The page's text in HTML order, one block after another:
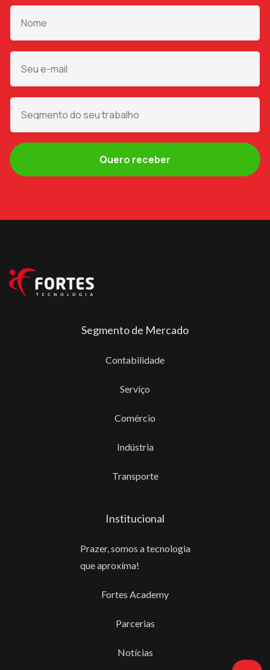
Segmento de Mercado
Contabilidade
Serviço
Comércio
Indústria
Transporte
Institucional
Prazer, somos a tecnologia
que aproxíma!
Fortes Academy
Parcerias
Notícias